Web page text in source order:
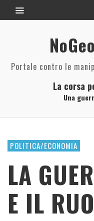
Portale contro le
La corsa
Una
POLITICA/ECONOMIA
LA
E IL